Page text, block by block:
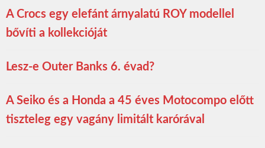
A Crocs egy elefánt árnyalatú ROY modellel
bővíti a kollekcióját
Lesz-e Outer Banks 6. évad?
A Seiko és a Honda a 45 éves Motocompo előtt
tiszteleg egy vagány limitált karórával